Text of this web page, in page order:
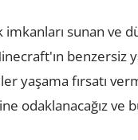
sunan ve
benzersiz
yaşama fırsatı
odaklanacağız